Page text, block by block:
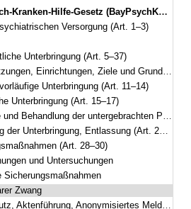
Vom 24. Juli 2018 (GVBl. S. 583) BayRS 2128-2-A/G (Art. 1–39)
Versorgung (Art. 1–3)
Unterbringung (Art. 5–37)
Einrichtungen, Ziele und Grundsätze (Art. 5–10)
Unterbringung (Art. 11–14)
Unterbringung (Art. 15–17)
der untergebrachten Person (Art. 18–20)
Unterbringung, Entlassung (Art. 21–27)
(Art. 28–30)
und Untersuchungen
Sicherungsmaßnahmen
Zwang
Melderegister, örtliche Zuständigkeit der Kreisverwaltungsbehörde (Art. 31–34)